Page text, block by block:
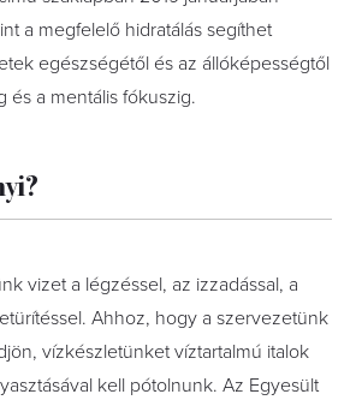
a megfelelő hidratálás segíthet
egészségétől és az állóképességtől
és a mentális fókuszig.
vizet a légzéssel, az izzadással, a
Ahhoz, hogy a szervezetünk
vízkészletünket víztartalmú italok
kell pótolnunk. Az Egyesült